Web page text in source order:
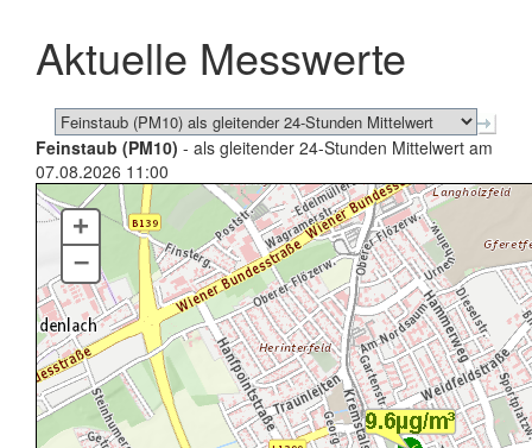
schließen
Aktuelle Messwerte
Feinstaub (PM10) - als gleitender 24-Stunden Mittelwert am
07.08.2026 11:00
+
–